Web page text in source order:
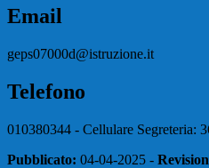
Email
geps07000d@istruzione.it
Telefono
010380344 - Cellulare Segreteria:
Pubblicato: 04-04-2025 -